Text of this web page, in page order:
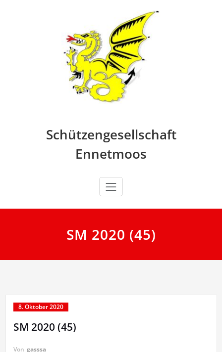
Schützengesellschaft
Ennetmoos
SM 2020 (45)
8. Oktober 2020
SM 2020 (45)
Von gasssa